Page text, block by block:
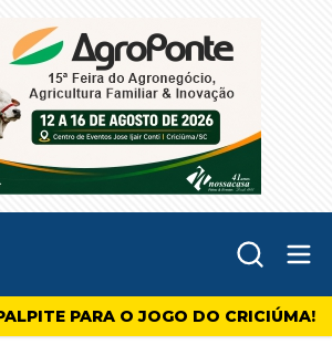
PARA O JOGO DO CRICIÚMA!